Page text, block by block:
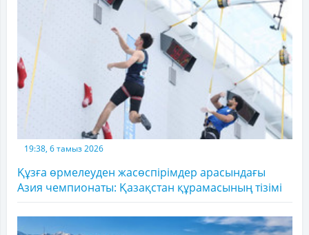
19:38, 6 тамыз 2026
Құзға өрмелеуден жасөспірімдер арасындағы
Азия чемпионаты: Қазақстан құрамасының тізімі